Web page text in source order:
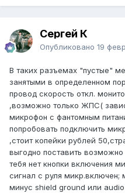
Сергей К
Опубликовано 19
В таких разъемах "пустые"
занятыми в определенном
провод скорость откл.
,возможно только ЖПС(
микрофон с фантомным
попробовать подключить
,стоит копейки рублей
выгодно поставить
тебя нет кнопки включения
сигнал с руля микр.включен;
минус shield ground или